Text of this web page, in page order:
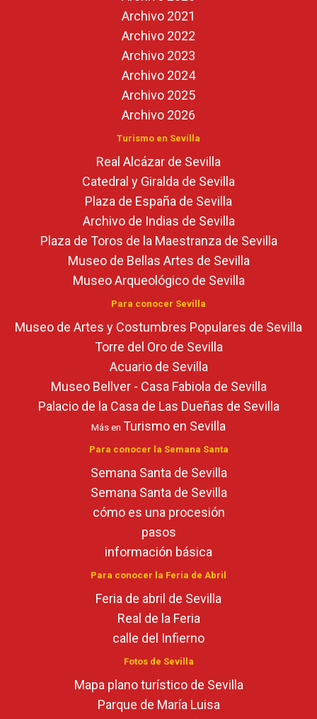
Archivo 2021
Archivo 2022
Archivo 2023
Archivo 2024
Archivo 2025
Archivo 2026
Turismo en Sevilla
Real Alcázar de Sevilla
Catedral y Giralda de Sevilla
Plaza de España de Sevilla
Archivo de Indias de Sevilla
Plaza de Toros de la Maestranza de Sevilla
Museo de Bellas Artes de Sevilla
Museo Arqueológico de Sevilla
Para conocer Sevilla
Museo de Artes y Costumbres Populares de Sevilla
Torre del Oro de Sevilla
Acuario de Sevilla
Museo Bellver - Casa Fabiola de Sevilla
Palacio de la Casa de Las Dueñas de Sevilla
Más en Turismo en Sevilla
Para conocer la Semana Santa
Semana Santa de Sevilla
Semana Santa de Sevilla
cómo es una procesión
pasos
información básica
Para conocer la Feria de Abril
Feria de abril de Sevilla
Real de la Feria
calle del Infierno
Fotos de Sevilla
Mapa plano turístico de Sevilla
Parque de María Luisa